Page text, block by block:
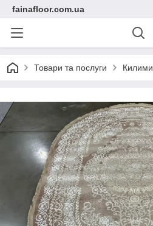
fainafloor.com.ua
Товари та послуги Килими